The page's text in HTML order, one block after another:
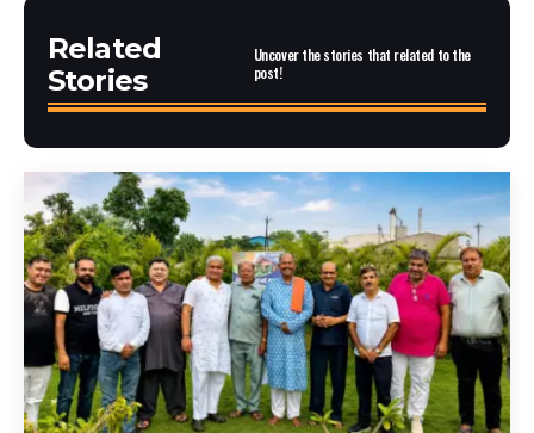
Related
Stories
Uncover the stories that related to the
post!